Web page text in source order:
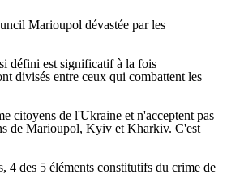
défini est significatif à la fois
divisés entre ceux qui combattent les
citoyens de l'Ukraine et n'acceptent pas
de Marioupol, Kyiv et Kharkiv. C'est
4 des 5 éléments constitutifs du crime de